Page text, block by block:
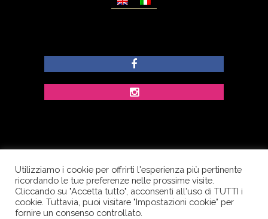
© Copyright Dolcezze di Ferrentino A. - P.IVA
IT02609400656 - Tutti i diritti riservati.
Corso Palatucci, 65 - 84013 Cava de’ Tirreni (SA) -
Utilizziamo i cookie per offrirti l'esperienza più pertinente
ricordando le tue preferenze nelle prossime visite.
Cliccando su "Accetta tutto", acconsenti all'uso di TUTTI i
cookie. Tuttavia, puoi visitare "Impostazioni cookie" per
fornire un consenso controllato.